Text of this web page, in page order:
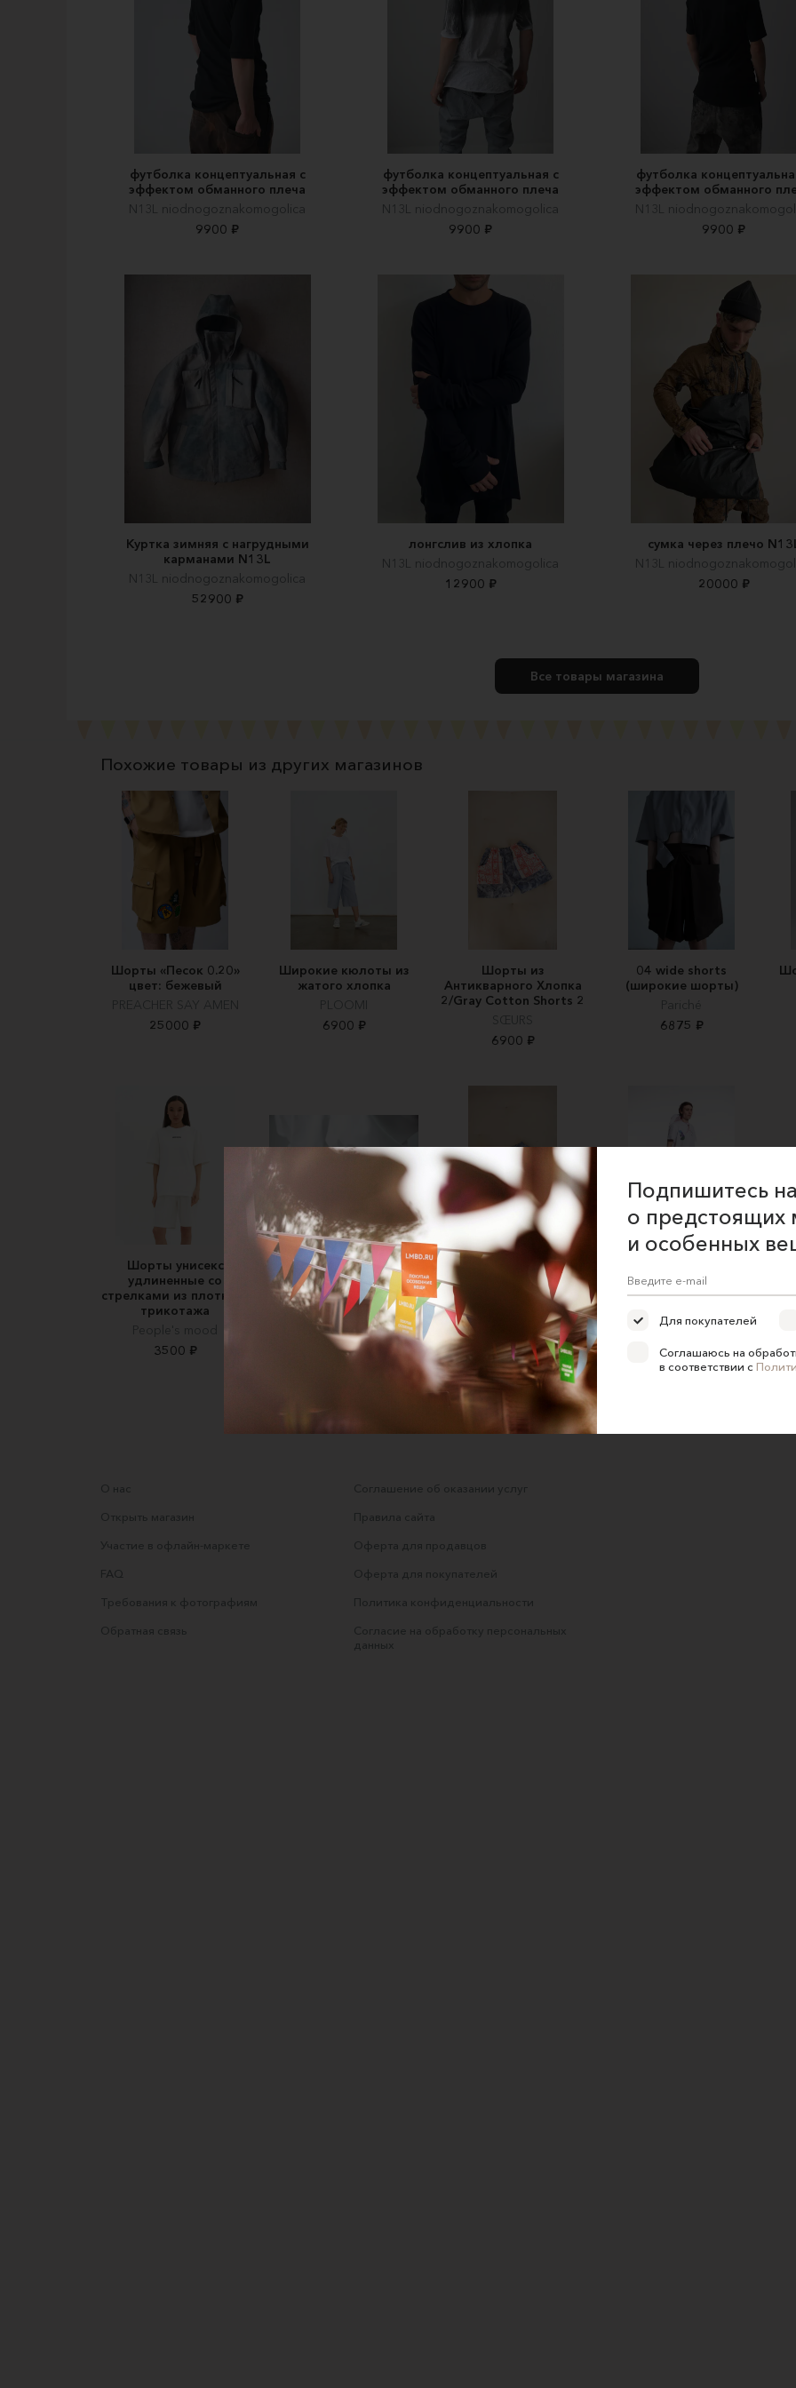
футболка концептуальная с
эффектом обманного плеча
N13L niodnogoznakomogolica
9900 ₽
футболка концептуальная с
эффектом обманного плеча
N13L niodnogoznakomogolica
9900 ₽
футболка
эффектом обманного
N13L
9900 ₽
Куртка зимняя с нагрудными
карманами N13L
N13L niodnogoznakomogolica
52900 ₽
лонгслив из хлопка
N13L niodnogoznakomogolica
12900 ₽
сумка через плечо
N13L
20000 ₽
Все товары магазина
Похожие товары из других магазинов
Шорты «Песок 0.20»
цвет: бежевый
PREACHER SAY AMEN
25000 ₽
Широкие кюлоты из
жатого хлопка
PLOOMI
6900 ₽
Шорты из
Антикварного Хлопка
2/Gray Cotton Shorts 2
SŒURS
6900 ₽
04 wide shorts
(широкие шорты)
Pariché
6875 ₽
Шорты унисекс
удлиненные со
стрелками из плотного
трикотажа
People's mood
3500 ₽
УДЛИНЕННЫЕ ШОРТЫ
С ЗАЩИПАМИ
СВОБОДНОГО КРОЯ ||
УНИСЕКС
CHOOMPU
11580 ₽
Шорты из
Антикварного
Хлопка/Gray Cotton
6900 ₽
ploommee
ploommee
5820 ₽
О нас
Открыть магазин
Участие в офлайн-маркете
FAQ
Требования к фотографиям
Обратная связь
Соглашение об оказании услуг
Правила сайта
Оферта для продавцов
Оферта для покупателей
Политика конфиденциальности
Согласие на обработку персональных
данных
Подпишитесь
о предстоящих
и особенных
Для покупателей
Соглашаюсь на
в соответствии с